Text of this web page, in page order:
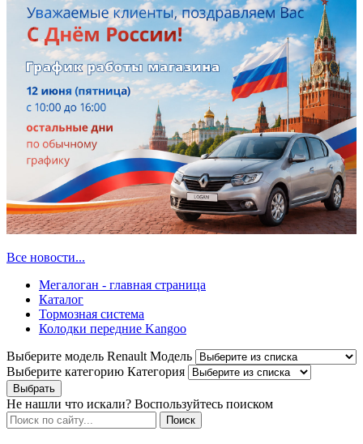
Все новости...
Мегалоган - главная страница
Каталог
Тормозная система
Колодки передние Kangoo
Выберите модель Renault Модель
Выберите категорию Категория
Не нашли что искали? Воспользуйтесь поиском